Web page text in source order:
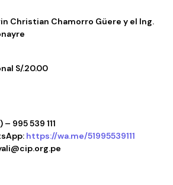
Christian Chamorro Güere y el Ing.
S/.20.00
995 539 111
https://wa.me/51995539111